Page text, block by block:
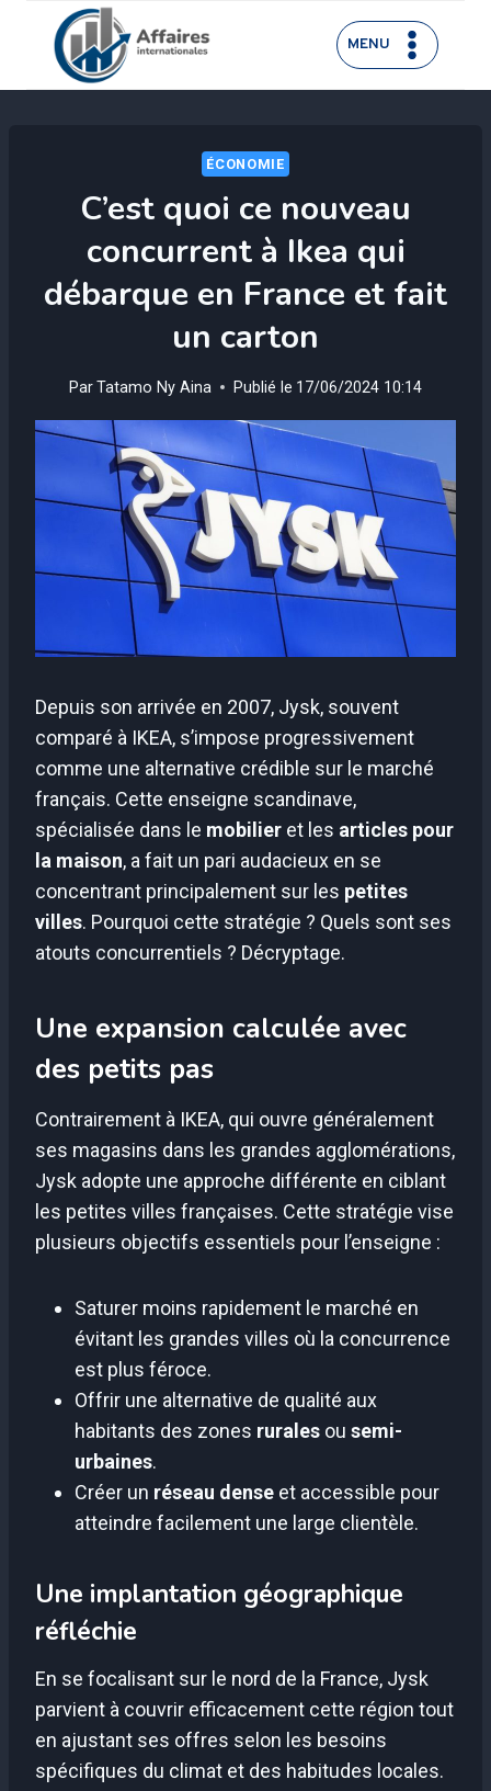
contenu
MENU
ÉCONOMIE
C’est quoi ce nouveau
concurrent à Ikea qui
débarque en France et fait
un carton
ParTatamo Ny Aina Publié le 17/06/2024 10:14
Depuis son arrivée en 2007, Jysk, souvent
comparé à IKEA, s’impose progressivement
comme une alternative crédible sur le marché
français. Cette enseigne scandinave,
spécialisée dans le mobilier et les articles pour
la maison, a fait un pari audacieux en se
concentrant principalement sur les petites
villes. Pourquoi cette stratégie ? Quels sont ses
atouts concurrentiels ? Décryptage.
Une expansion calculée avec
des petits pas
Contrairement à IKEA, qui ouvre généralement
ses magasins dans les grandes agglomérations,
Jysk adopte une approche différente en ciblant
les petites villes françaises. Cette stratégie vise
plusieurs objectifs essentiels pour l’enseigne :
Saturer moins rapidement le marché en
évitant les grandes villes où la concurrence
est plus féroce.
Offrir une alternative de qualité aux
habitants des zones rurales ou semi-
urbaines.
Créer un réseau dense et accessible pour
atteindre facilement une large clientèle.
Une implantation géographique
réfléchie
En se focalisant sur le nord de la France, Jysk
parvient à couvrir efficacement cette région tout
en ajustant ses offres selon les besoins
spécifiques du climat et des habitudes locales.